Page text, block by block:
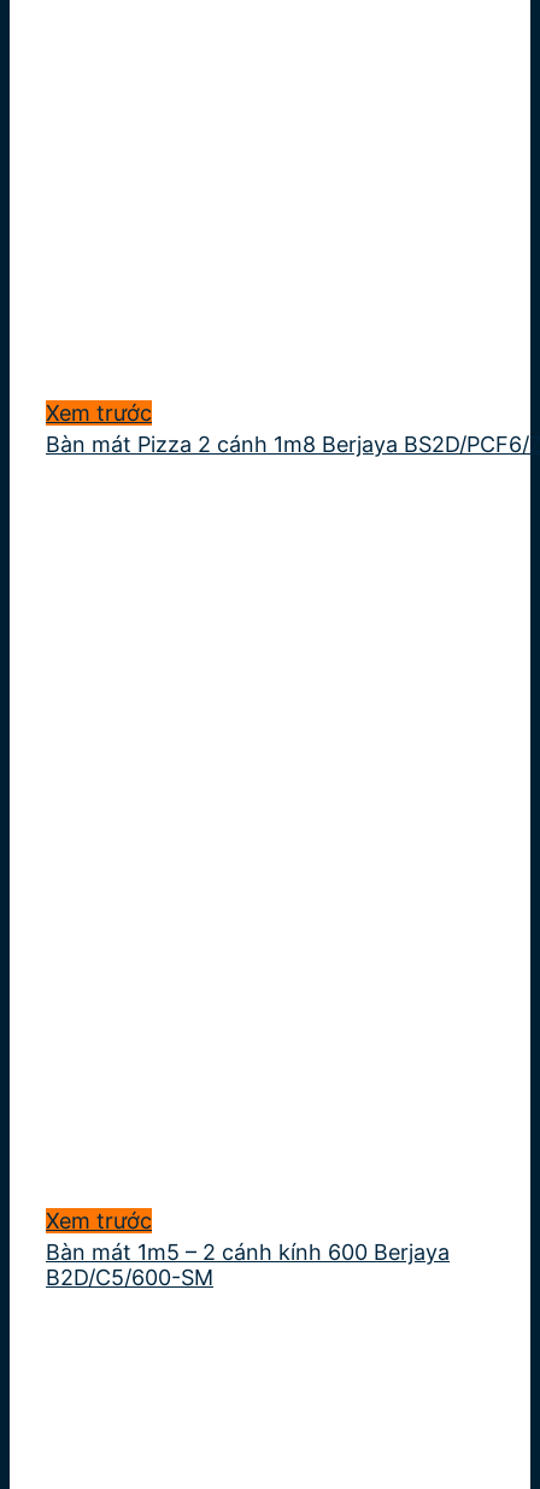
Xem trước
Bàn mát Pizza 2 cánh 1m8 Berjaya BS2D/PCF6/
Xem trước
Bàn mát 1m5 – 2 cánh kính 600 Berjaya
B2D/C5/600-SM